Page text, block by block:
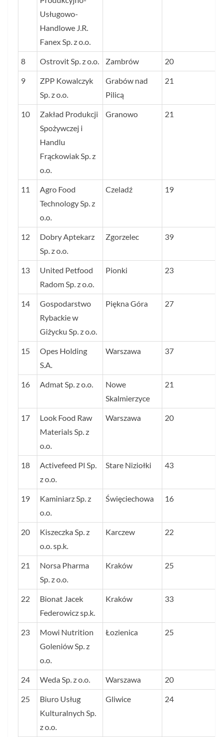
Usługowo-
Handlowe J.R.
Fanex Sp. z o.o.
8 Ostrovit Sp. z o.o. Zambrów 20
9
ZPP Kowalczyk
Sp. z o.o.
Grabów nad
Pilicą
21
10
Zakład Produkcji
Spożywczej i
Handlu
Frąckowiak Sp. z
o.o.
Granowo 21
11
Agro Food
Technology Sp. z
o.o.
Czeladź 19
12
Dobry Aptekarz
Sp. z o.o.
Zgorzelec 39
13
United Petfood
Radom Sp. z o.o.
Pionki 23
14
Gospodarstwo
Rybackie w
Giżycku Sp. z o.o.
Piękna Góra 27
15
Opes Holding
S.A.
Warszawa 37
16 Admat Sp. z o.o.
Nowe
Skalmierzyce
21
17
Look Food Raw
Materials Sp. z
o.o.
Warszawa 20
18
Activefeed Pl Sp.
z o.o.
Stare Niziołki 43
19
Kaminiarz Sp. z
o.o.
Święciechowa 16
20
Kiszeczka Sp. z
o.o. sp.k.
Karczew 22
21
Norsa Pharma
Sp. z o.o.
Kraków 25
22
Bionat Jacek
Federowicz sp.k.
Kraków 33
23
Mowi Nutrition
Goleniów Sp. z
o.o.
Łozienica 25
24 Weda Sp. z o.o. Warszawa 20
25
Biuro Usług
Kulturalnych Sp.
z o.o.
Gliwice 24